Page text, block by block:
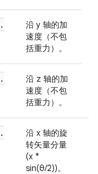
.
沿 y 轴的加
速度（不包
括重力）。
.
沿 z 轴的加
速度（不包
括重力）。
.
沿 x 轴的旋
转矢量分量
(x *
sin(θ/2))。